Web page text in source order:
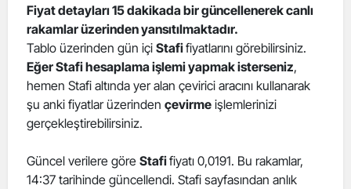
Çorum
Denizli
Diyarbakır
Edirne
Erzincan
Fiyat detayları 15 dakikada bir güncellenerek canlı
rakamlar üzerinden yansıtılmaktadır.
Tablo üzerinden gün içi Stafifiyatlarını görebilirsiniz.
Eğer Stafi hesaplama işlemi yapmak isterseniz,
hemen Stafi altında yer alan çevirici aracını kullanarak
şu anki fiyatlar üzerinden çevirme işlemlerinizi
gerçekleştirebilirsiniz.
Güncel verilere göre Stafifiyatı 0,0191. Bu rakamlar,
14:37 tarihinde güncellendi. Stafi sayfasından anlık